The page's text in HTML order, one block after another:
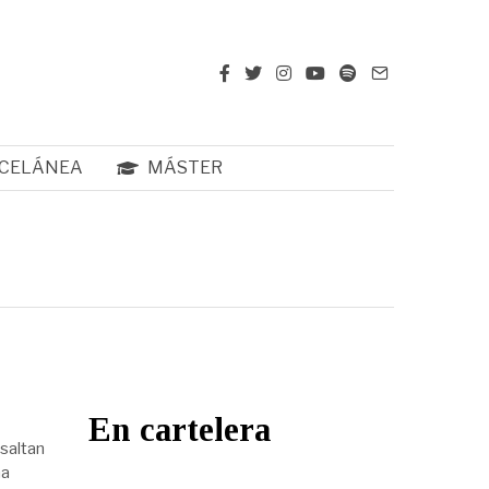
MÁSTER
En cartelera